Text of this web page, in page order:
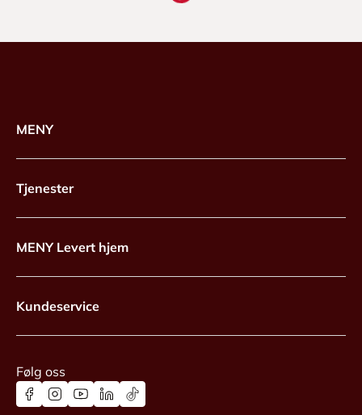
MENY
Tjenester
MENY Levert hjem
Kundeservice
Følg oss